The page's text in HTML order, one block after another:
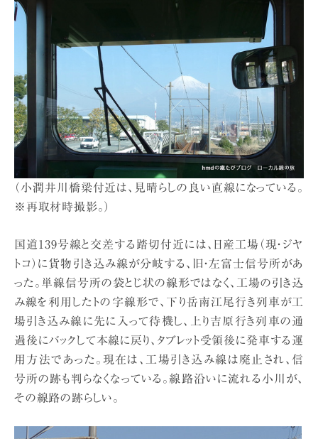
（小潤井川橋梁付近は、見晴らしの良い直線になっている。
※再取材時撮影。）
国道139号線と交差する踏切付近には、日産工場（現・ジヤ
トコ）に貨物引き込み線が分岐する、旧・左富士信号所があ
った。単線信号所の袋とじ状の線形ではなく、工場の引き込
み線を利用したトの字線形で、下り岳南江尾行き列車が工
場引き込み線に先に入って待機し、上り吉原行き列車の通
過後にバックして本線に戻り、タブレット受領後に発車する運
用方法であった。現在は、工場引き込み線は廃止され、信
号所の跡も判らなくなっている。線路沿いに流れる小川が、
その線路の跡らしい。